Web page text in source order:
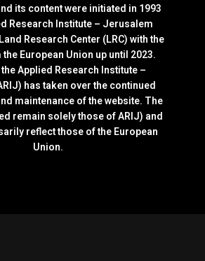
its content were initiated in 1993
Research Institute – Jerusalem
Research Center (LRC) with the
European Union up until 2023.
Applied Research Institute –
has taken over the continued
maintenance of the website. The
remain solely those of ARIJ) and
reflect those of the European
Union.